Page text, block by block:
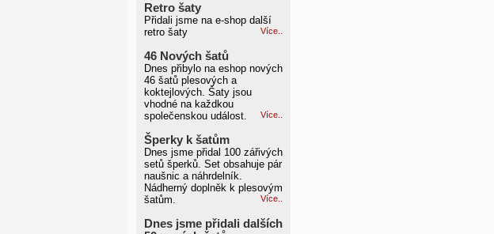
Retro šaty
Přidali jsme na e-shop další
retro šaty
Více..
46 Nových šatů
Dnes přibylo na eshop nových
46 šatů plesových a
koktejlových. Šaty jsou
vhodné na každkou
společenskou událost.
Více..
Šperky k šatům
Dnes jsme přidal 100 zářivých
setů šperků. Set obsahuje pár
naušnic a náhrdelník.
Nádherný doplněk k plesovým
šatům.
Více..
Dnes jsme přidali dalších